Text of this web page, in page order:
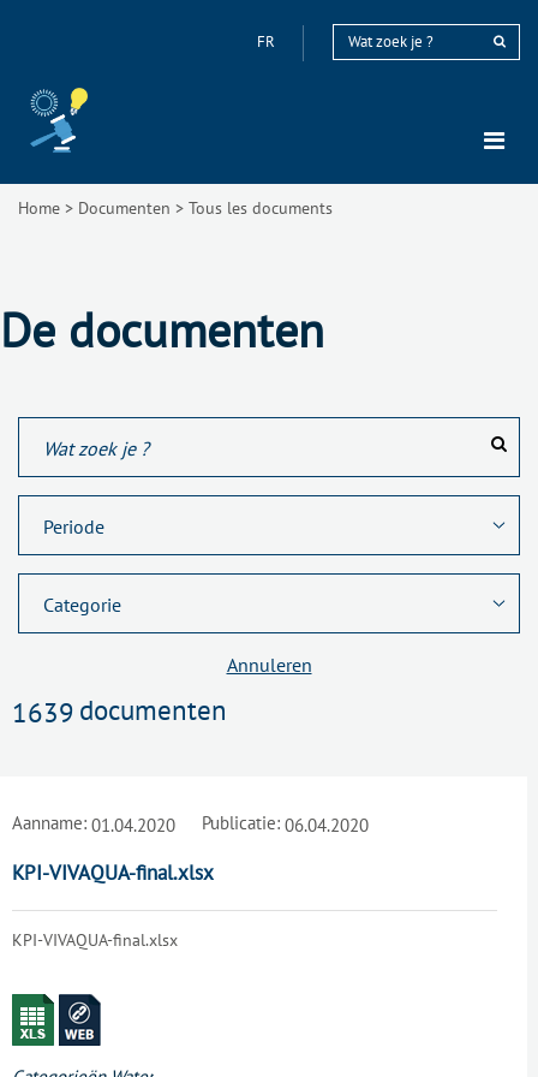
FR
Home > Documenten > Tous les documents
De documenten
Annuleren
1639 documenten
Aanname: 01.04.2020 Publicatie: 06.04.2020
KPI-VIVAQUA-final.xlsx
KPI-VIVAQUA-final.xlsx